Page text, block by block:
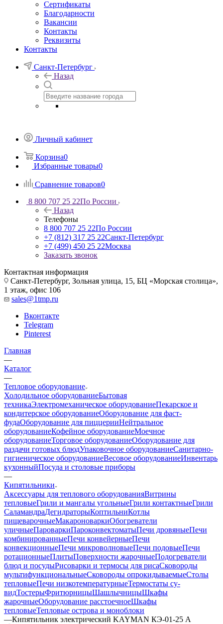
Сертификаты
Благодарности
Вакансии
Контакты
Реквизиты
Контакты
Санкт-Петербург
Назад
Личный кабинет
Корзина0
Избранные товары0
Сравнение товаров0
8 800 707 25 22По России
Назад
Телефоны
8 800 707 25 22По России
+7 (812) 317 25 22Санкт-Петербург
+7 (499) 450 25 22Москва
Заказать звонок
Контактная информация
Санкт-Петербург, Зольная улица, 15, БЦ «Морская столица»,
1 этаж, офис 106
sales@1tmp.ru
Вконтакте
Telegram
Pinterest
Главная
—
Каталог
—
Тепловое оборудование
Холодильное оборудованиеБытовая
техникаЭлектромеханическое оборудованиеПекарское и
кондитерское оборудованиеОборудование для фаст-
фудаОборудование для пиццерииНейтральное
оборудованиеКофейное оборудованиеМоечное
оборудованиеТорговое оборудованиеОборудование для
раздачи готовых блюдУпаковочное оборудованиеСанитарно-
гигиеническое оборудованиеВесовое оборудованиеИнвентарь
кухонныйПосуда и столовые приборы
—
Кипятильники
Аксессуары для теплового оборудованияВитрины
тепловыеГрили и мангалы угольныеГрили контактныеГрили
СаламандраДегидраторыКоптильниКотлы
пищеварочныеМакароноваркиОбогреватели
уличныеПароваркиПароконвектоматыПечи дровяныеПечи
комбинированныеПечи конвейерныеПечи
конвекционныеПечи микроволновыеПечи подовыеПечи
ротационныеПлитыПоверхности жарочныеПодогреватели
блюд и посудыРисоварки и термосы для рисаСковороды
мультифункциональныеСковороды опрокидываемыеСтолы
тепловыеПечи низкотемпературныеТермостаты су-
видТостерыФритюрницыШашлычницыШкафы
жарочныеОборудование расстоечноеШкафы
тепловыеТепловые острова и моноблоки
—Кипятильник электрический KAYMAN КЭ-01-25 А